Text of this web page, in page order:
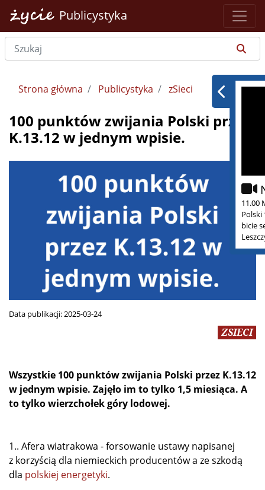
Publicystyka
11.00
Polski
bicie
Strona główna Publicystyka zSieci
100 punktów zwijania Polski przez
K.13.12 w jednym wpisie.
Data publikacji:2025-03-24
ZSIECI
Wszystkie 100 punktów zwijania Polski przez K.13.12
w jednym wpisie. Zajęło im to tylko 1,5 miesiąca. A
to tylko wierzchołek góry lodowej.
1.. Afera wiatrakowa - forsowanie ustawy napisanej
z korzyścią dla niemieckich producentów a ze szkodą
dla polskiej energetyki.